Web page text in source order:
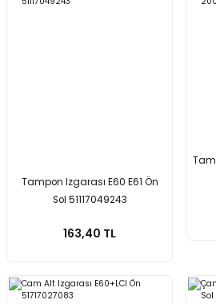
Tampon Izgarası E60 E61 Ön
Sol 51117049243
163,40 TL